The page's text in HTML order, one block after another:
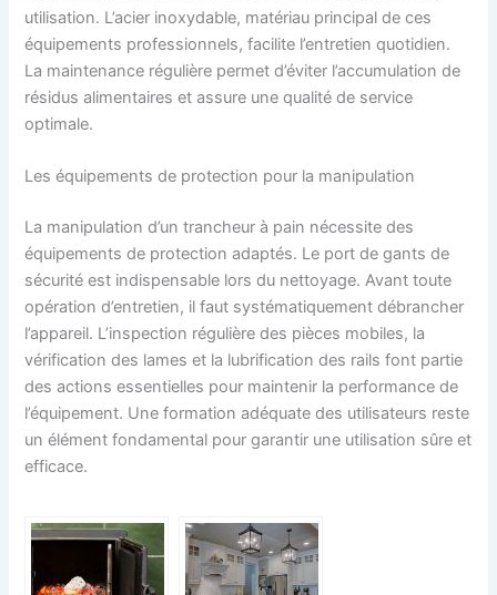
utilisation. L’acier inoxydable, matériau principal de ces
équipements professionnels, facilite l’entretien quotidien.
La maintenance régulière permet d’éviter l’accumulation de
résidus alimentaires et assure une qualité de service
optimale.
Les équipements de protection pour la manipulation
La manipulation d’un trancheur à pain nécessite des
équipements de protection adaptés. Le port de gants de
sécurité est indispensable lors du nettoyage. Avant toute
opération d’entretien, il faut systématiquement débrancher
l’appareil. L’inspection régulière des pièces mobiles, la
vérification des lames et la lubrification des rails font partie
des actions essentielles pour maintenir la performance de
l’équipement. Une formation adéquate des utilisateurs reste
un élément fondamental pour garantir une utilisation sûre et
efficace.